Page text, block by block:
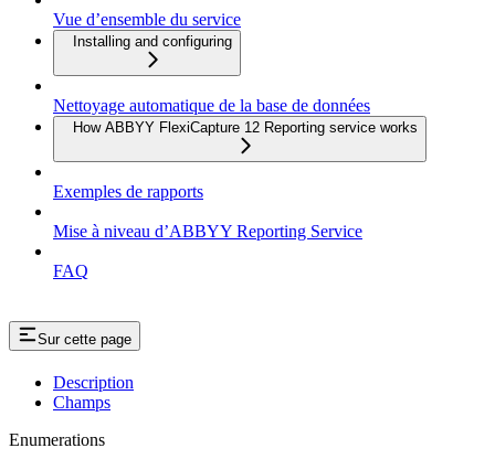
Vue d’ensemble du service
Installing and configuring
Nettoyage automatique de la base de données
How ABBYY FlexiCapture 12 Reporting service works
Exemples de rapports
Mise à niveau d’ABBYY Reporting Service
FAQ
Sur cette page
Description
Champs
Enumerations